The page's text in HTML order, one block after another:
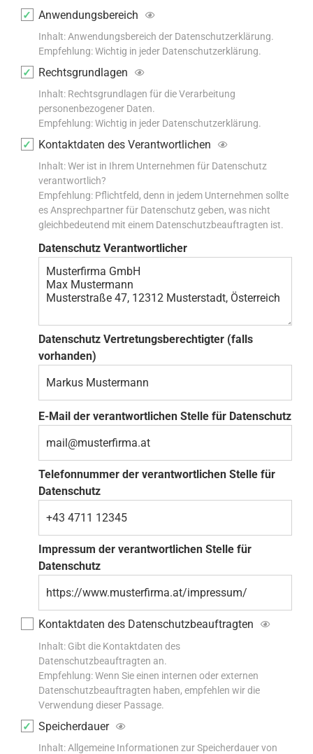
Anwendungsbereich
Inhalt: Anwendungsbereich der Datenschutzerklärung.
Empfehlung: Wichtig in jeder Datenschutzerklärung.
Rechtsgrundlagen
Inhalt: Rechtsgrundlagen für die Verarbeitung
personenbezogener Daten.
Empfehlung: Wichtig in jeder Datenschutzerklärung.
Kontaktdaten des Verantwortlichen
Inhalt: Wer ist in Ihrem Unternehmen für Datenschutz
verantwortlich?
Empfehlung: Pflichtfeld, denn in jedem Unternehmen sollte
es Ansprechpartner für Datenschutz geben, was nicht
gleichbedeutend mit einem Datenschutzbeauftragten ist.
Datenschutz Verantwortlicher
Datenschutz Vertretungsberechtigter (falls
vorhanden)
E-Mail der verantwortlichen Stelle für Datenschutz
Telefonnummer der verantwortlichen Stelle für
Datenschutz
Impressum der verantwortlichen Stelle für
Datenschutz
Kontaktdaten des Datenschutzbeauftragten
Inhalt: Gibt die Kontaktdaten des
Datenschutzbeauftragten an.
Empfehlung: Wenn Sie einen internen oder externen
Datenschutzbeauftragten haben, empfehlen wir die
Verwendung dieser Passage.
Speicherdauer
Inhalt: Allgemeine Informationen zur Speicherdauer von